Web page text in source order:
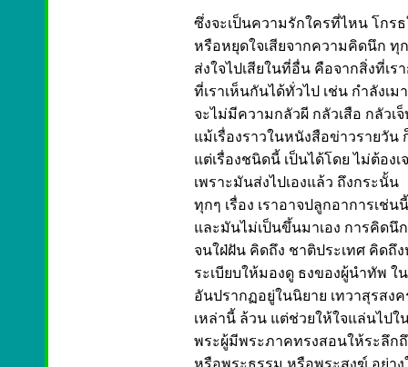
ซึ่งจะเป็นความรักใครที่ไหน โกร
หรือหยุดใจเสียจากความคิดนึก ทุ
ส่งใจไปเสียในที่อื่น คือจากสิ่งที่เ
ที่เราเห็นกันได้ทั่วไป เช่น กำลังเม
จะไม่มีความกลัวผี กลัวเสือ กลัวเจ็
แม้เรื่องราวในหนังสือข่าวรายวัน
แต่เรื่องชนิดนี้ เป็นได้โดย ไม่ต้อง
เพราะมันส่งไปเองแล้ว ถึงกระนั้น
ทุกๆ เรื่อง เราอาจปลูกอาการเช่
และมันไม่เป็นขึ้นมาเอง การคิดนึ
จนใฝ่ฝัน คิดถึง ชาติประเทศ คิดถึ
ระเบียบให้มองดู ธงของผู้นำทัพ ใ
อันปรากฏอยู่ในนิยาย เทวาสุรสง
เหล่านี้ ล้วน แต่ช่วยให้ใจแล่นไป
พระผู้มีพระภาคทรงสอนให้ระลึก
หรือพระธรรม หรือพระสงฆ์ อย่าง